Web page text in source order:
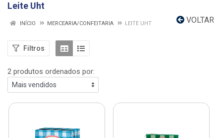
Leite Uht
VOLTAR
INÍCIO MERCEARIA/CONFEITARIA LEITE UHT
Filtros
2 produtos ordenados por: